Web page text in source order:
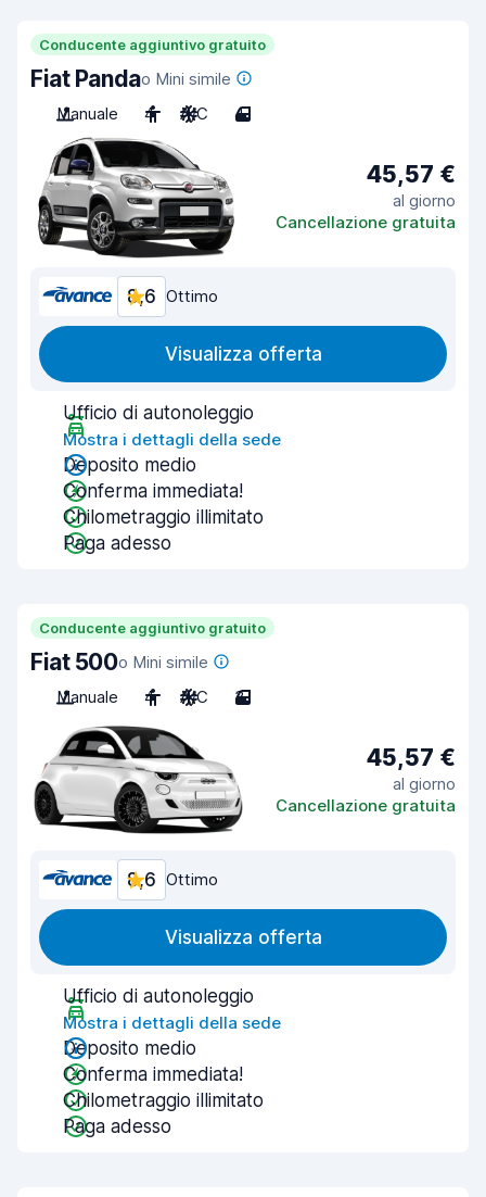
Conducente aggiuntivo gratuito
Fiat Pandao Mini simile
Manuale
4 A/C 4
45,57 €
al giorno
Cancellazione gratuita
8,6 Ottimo
Visualizza offerta
Ufficio di autonoleggio
Mostra i dettagli della sede
Deposito medio
Conferma immediata!
Chilometraggio illimitato
Paga adesso
Conducente aggiuntivo gratuito
Fiat 500o Mini simile
Manuale
4 A/C 3
45,57 €
al giorno
Cancellazione gratuita
8,6 Ottimo
Visualizza offerta
Ufficio di autonoleggio
Mostra i dettagli della sede
Deposito medio
Conferma immediata!
Chilometraggio illimitato
Paga adesso